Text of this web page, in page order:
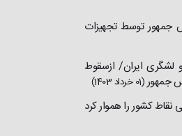
جمهور توسط تجهیزات
لشگری ایران/ ازسقوط
جمهور(01 خرداد 1403)
کشور را هموار کرد